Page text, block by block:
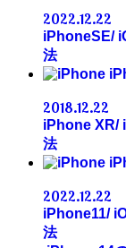
2022.12.22
iPhoneSE/
法
2018.12.22
iPhone XR/
法
2022.12.22
iPhone11/
法